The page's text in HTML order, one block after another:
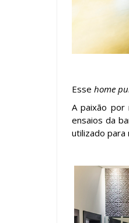
Esse home
A paixão por
ensaios da
utilizado para